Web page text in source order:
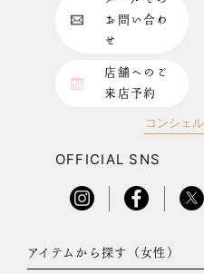
お問い合わ
せ
店舗へのご
来店予約
コンシェ
OFFICIAL SNS
アイテムから探す（女性）